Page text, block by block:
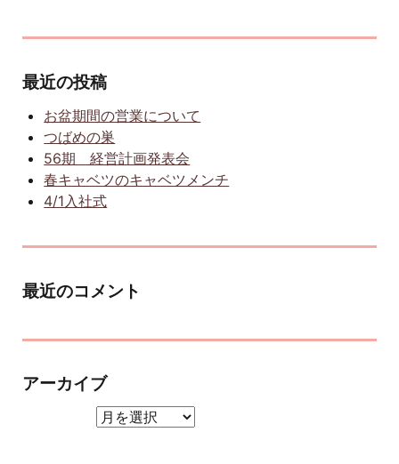
最近の投稿
お盆期間の営業について
つばめの巣
56期 経営計画発表会
春キャベツのキャベツメンチ
4/1入社式
最近のコメント
アーカイブ